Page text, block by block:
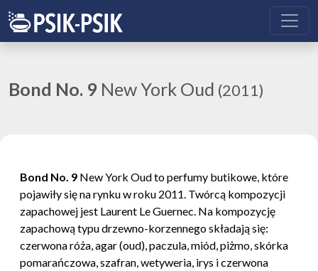
Bond No. 9 New York Oud (2011)
Bond No. 9 New York Oud to perfumy butikowe, które
pojawiły się na rynku w roku 2011. Twórcą kompozycji
zapachowej jest Laurent Le Guernec. Na kompozycję
zapachową typu drzewno-korzennego składają się:
czerwona róża, agar (oud), paczula, miód, piżmo, skórka
pomarańczowa, szafran, wetyweria, irys i czerwona